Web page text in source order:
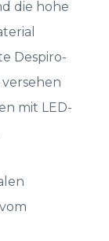
die hohe
Despiro-
mit LED-